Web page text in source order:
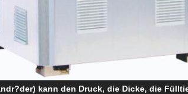
kann den Druck, die Dicke, die